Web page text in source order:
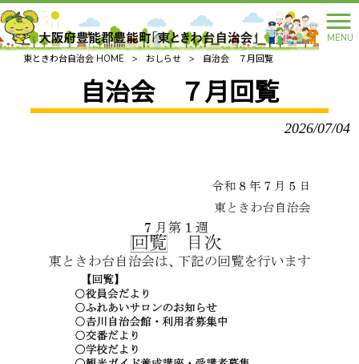
MENU
東ときわ台自治会 HOME
> おしらせ > 自治会 ７月回覧
自治会 ７月回覧
2026/07/04